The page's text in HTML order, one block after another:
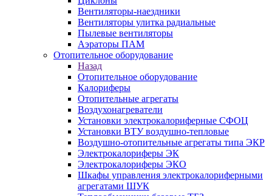
Вентиляторы-наездники
Вентиляторы улитка радиальные
Пылевые вентиляторы
Аэраторы ПАМ
Отопительное оборудование
Назад
Отопительное оборудование
Калориферы
Отопительные агрегаты
Воздухонагреватели
Установки электрокалориферные СФОЦ
Установки ВТУ воздушно-тепловые
Воздушно-отопительные агрегаты типа ЭКР
Электрокалориферы ЭК
Электрокалориферы ЭКО
Шкафы управления электрокалориферными
агрегатами ШУК